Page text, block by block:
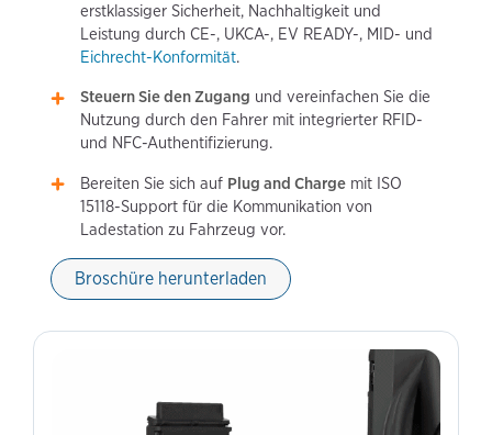
erstklassiger Sicherheit, Nachhaltigkeit und
Leistung durch CE-, UKCA-, EV READY-, MID- und
Eichrecht-Konformität.
Steuern Sie den Zugang und vereinfachen Sie die
Nutzung durch den Fahrer mit integrierter RFID-
und NFC-Authentifizierung.
Bereiten Sie sich auf Plug and Charge mit ISO
15118-Support für die Kommunikation von
Ladestation zu Fahrzeug vor.
Broschüre herunterladen